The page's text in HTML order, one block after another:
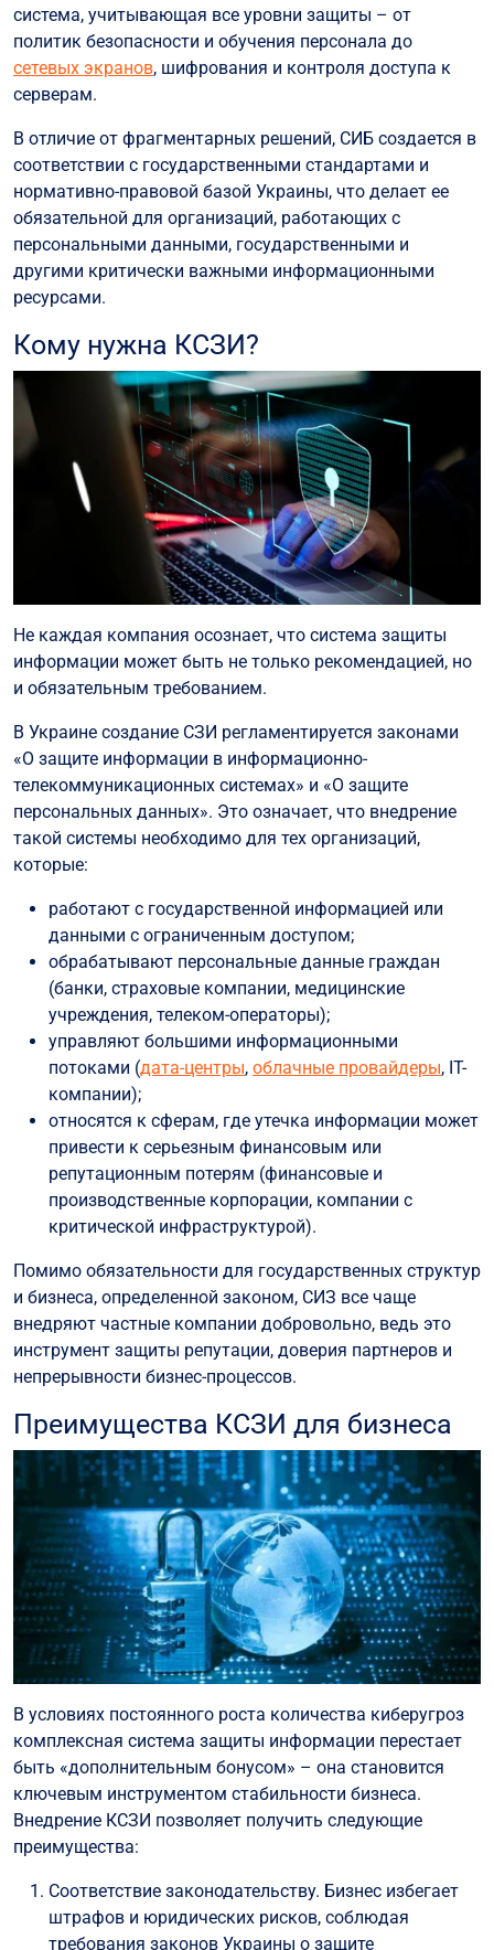
система, учитывающая все уровни защиты – от
политик безопасности и обучения персонала до
сетевых экранов, шифрования и контроля доступа к
серверам.
В отличие от фрагментарных решений, СИБ создается в
соответствии с государственными стандартами и
нормативно-правовой базой Украины, что делает ее
обязательной для организаций, работающих с
персональными данными, государственными и
другими критически важными информационными
ресурсами.
Кому нужна КСЗИ?
Не каждая компания осознает, что система защиты
информации может быть не только рекомендацией, но
и обязательным требованием.
В Украине создание СЗИ регламентируется законами
«О защите информации в информационно-
телекоммуникационных системах» и «О защите
персональных данных». Это означает, что внедрение
такой системы необходимо для тех организаций,
которые:
работают с государственной информацией или
данными с ограниченным доступом;
обрабатывают персональные данные граждан
(банки, страховые компании, медицинские
учреждения, телеком-операторы);
управляют большими информационными
потоками (дата-центры, облачные провайдеры, IT-
компании);
относятся к сферам, где утечка информации может
привести к серьезным финансовым или
репутационным потерям (финансовые и
производственные корпорации, компании с
критической инфраструктурой).
Помимо обязательности для государственных структур
и бизнеса, определенной законом, СИЗ все чаще
внедряют частные компании добровольно, ведь это
инструмент защиты репутации, доверия партнеров и
непрерывности бизнес-процессов.
Преимущества КСЗИ для бизнеса
В условиях постоянного роста количества киберугроз
комплексная система защиты информации перестает
быть «дополнительным бонусом» – она становится
ключевым инструментом стабильности бизнеса.
Внедрение КСЗИ позволяет получить следующие
преимущества:
Соответствие законодательству. Бизнес избегает
штрафов и юридических рисков, соблюдая
требования законов Украины о защите